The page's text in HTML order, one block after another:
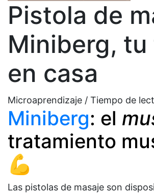
Pistola de
Miniberg,
en casa
Microaprendizaje / Tiempo de
Miniberg: el
tratamiento
💪
Las pistolas de masaje son